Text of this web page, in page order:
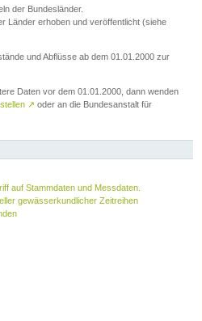
der Bundesländer.
Länder erhoben und veröffentlicht (siehe
und Abflüsse ab dem 01.01.2000 zur
Daten vor dem 01.01.2000, dann wenden
↗ oder an die Bundesanstalt für
auf Stammdaten und Messdaten.
gewässerkundlicher Zeitreihen